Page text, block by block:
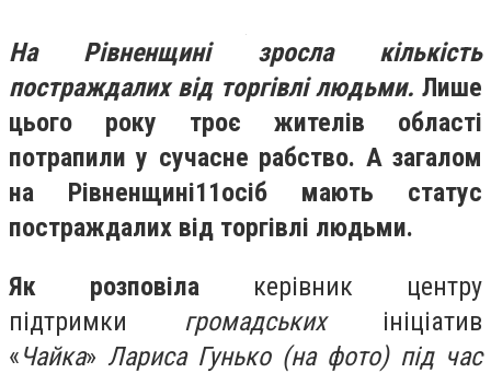
На Рівненщині зросла кількість
постраждалих від торгівлі людьми. Лише
цього року троє жителів області
потрапили у сучасне рабство. А загалом
на Рівненщині11осіб мають статус
постраждалих від торгівлі людьми.
Як розповіла керівник центру
підтримки громадськихініціатив
«Чайка» Лариса Гунько (на фото) під час